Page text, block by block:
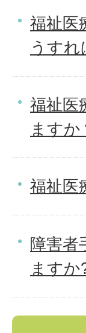
福祉医
うすれ
福祉医
ますか
福祉医
障害者
ますか